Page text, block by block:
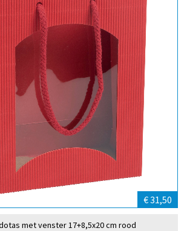
€ 31,50
met venster 17+8,5x20 cm rood